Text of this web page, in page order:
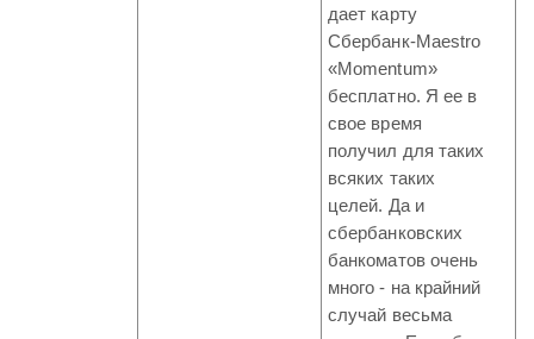
дает карту
Сбербанк-Maestro
«Momentum»
бесплатно. Я ее в
свое время
получил для таких
всяких таких
целей. Да и
сбербанковских
банкоматов очень
много - на крайний
случай весьма